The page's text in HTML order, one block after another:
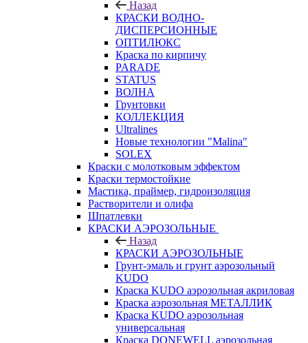
Назад
КРАСКИ ВОДНО-
ДИСПЕРСИОННЫЕ
ОПТИЛЮКС
Краска по кирпичу
PARADE
STATUS
ВОЛНА
Грунтовки
КОЛЛЕКЦИЯ
Ultralines
Новые технологии "Malina"
SOLEX
Краски с молотковым эффектом
Краски термостойкие
Мастика, праймер, гидроизоляция
Растворители и олифа
Шпатлевки
КРАСКИ АЭРОЗОЛЬНЫЕ
Назад
КРАСКИ АЭРОЗОЛЬНЫЕ
Грунт-эмаль и грунт аэрозольный
KUDO
Краска KUDO аэрозольная акриловая
Краска аэрозольная МЕТАЛЛИК
Краска KUDO аэрозольная
универсальная
Краска DONEWELL аэрозольная